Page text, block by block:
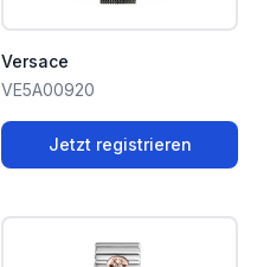
Versace
VE5A00920
Jetzt registrieren